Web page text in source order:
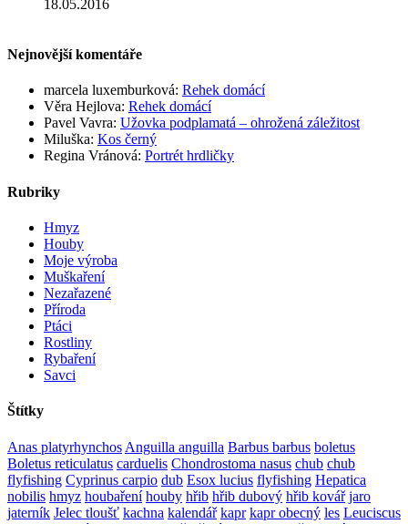
18.05.2016
Nejnovější komentáře
marcela luxemburková: Rehek domácí
Věra Hejlova: Rehek domácí
Pavel Vavra: Užovka podplamatá – ohrožená záležitost
Miluška: Kos černý
Regina Vránová: Portrét hrdličky
Rubriky
Hmyz
Houby
Moje výroba
Muškaření
Nezařazené
Příroda
Ptáci
Rostliny
Rybaření
Savci
Štítky
Anas platyrhynchos Anguilla anguilla Barbus barbus boletus
Boletus reticulatus carduelis Chondrostoma nasus chub chub
flyfishing Cyprinus carpio dub Esox lucius flyfishing Hepatica
nobilis hmyz houbaření houby hřib hřib dubový hřib kovář jaro
jaterník Jelec tloušť kachna kalendář kapr kapr obecný les Leuciscus